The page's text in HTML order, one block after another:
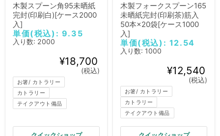
木製スプーン角95未晒紙
完封(印刷白)[ケース2000
入]
単価(税込): 9.35
入り数: 2000
¥18,700
(税込)
お箸/ カトラリー
カトラリー
テイクアウト備品
木製フォークスプーン165
未晒紙完封(印刷茶)筋入
50本×20袋[ケース1000
入]
単価(税込): 12.54
入り数: 1000
¥12,540
(税込)
お箸/ カトラリー
カトラリー
テイクアウト備品